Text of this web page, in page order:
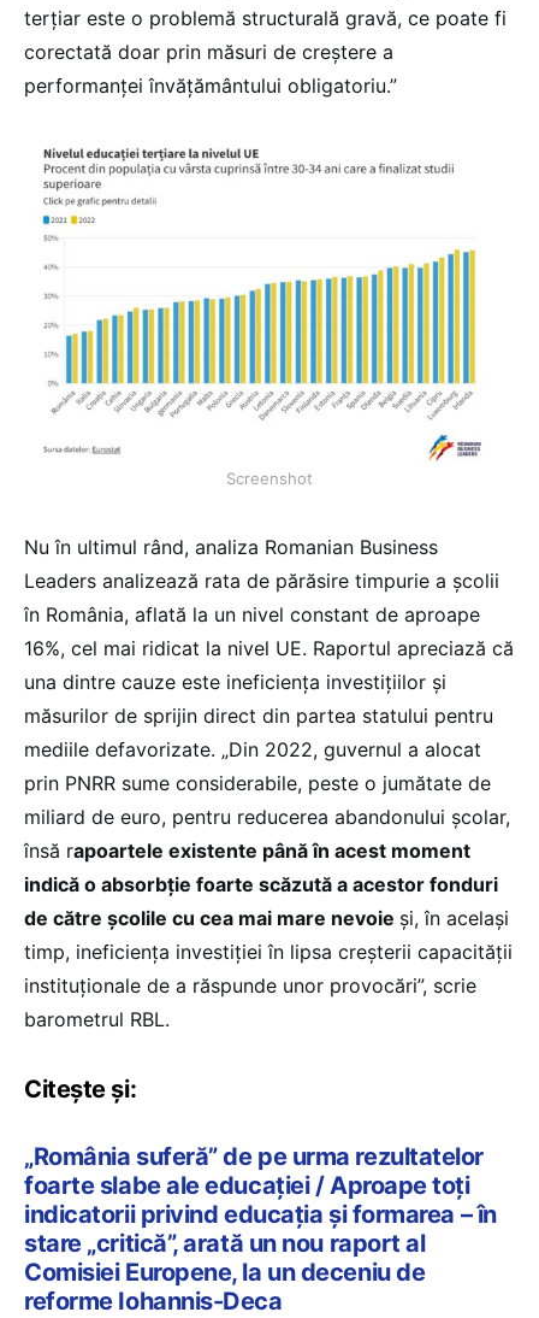
terțiar este o problemă structurală gravă, ce poate fi
corectată doar prin măsuri de creștere a
performanței învățământului obligatoriu.”
Screenshot
Nu în ultimul rând, analiza Romanian Business
Leaders analizează rata de părăsire timpurie a școlii
în România, aflată la un nivel constant de aproape
16%, cel mai ridicat la nivel UE. Raportul apreciază că
una dintre cauze este ineficiența investițiilor și
măsurilor de sprijin direct din partea statului pentru
mediile defavorizate. „Din 2022, guvernul a alocat
prin PNRR sume considerabile, peste o jumătate de
miliard de euro, pentru reducerea abandonului școlar,
însă rapoartele existente până în acest moment
indică o absorbție foarte scăzută a acestor fonduri
de către școlile cu cea mai mare nevoie și, în același
timp, ineficiența investiției în lipsa creșterii capacității
instituționale de a răspunde unor provocări”, scrie
barometrul RBL.
Citește și:
„România suferă” de pe urma rezultatelor
foarte slabe ale educației / Aproape toți
indicatorii privind educația și formarea – în
stare „critică”, arată un nou raport al
Comisiei Europene, la un deceniu de
reforme Iohannis-Deca